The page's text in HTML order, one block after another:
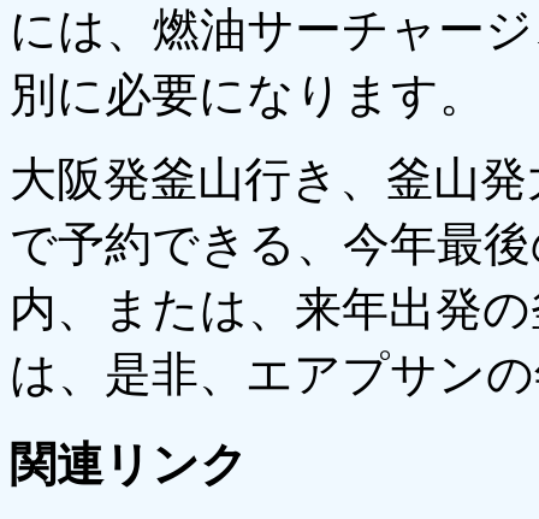
には、燃油サーチャー
別に必要になります。
大阪発釜山行き、釜山
で予約できる、今年最
内、または、来年出発
は、是非、エアプサン
関連リンク